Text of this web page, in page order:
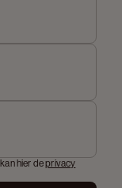
hier deprivacy